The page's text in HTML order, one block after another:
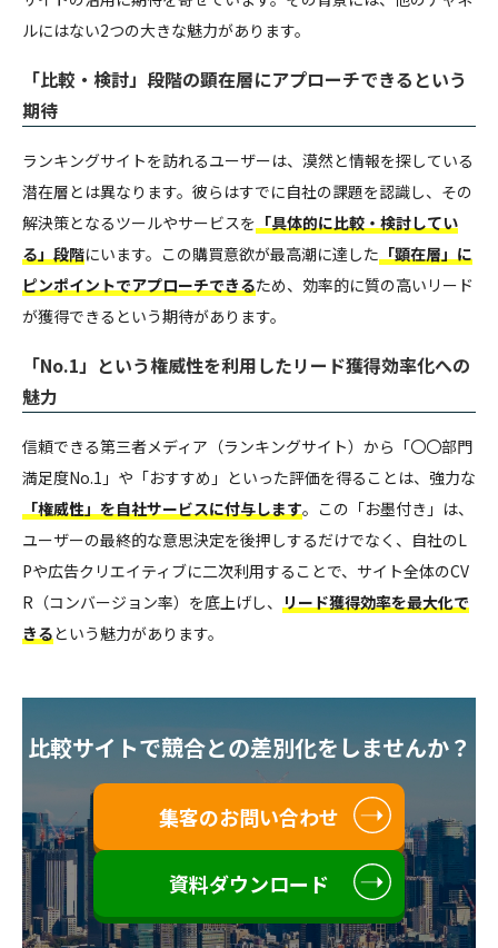
ルにはない2つの大きな魅力があります。
「比較・検討」段階の顕在層にアプローチできるという
期待
ランキングサイトを訪れるユーザーは、漠然と情報を探している
潜在層とは異なります。彼らはすでに自社の課題を認識し、その
解決策となるツールやサービスを「具体的に比較・検討してい
る」段階にいます。この購買意欲が最高潮に達した「顕在層」に
ピンポイントでアプローチできるため、効率的に質の高いリード
が獲得できるという期待があります。
「No.1」という権威性を利用したリード獲得効率化への
魅力
信頼できる第三者メディア（ランキングサイト）から「〇〇部門
満足度No.1」や「おすすめ」といった評価を得ることは、強力な
「権威性」を自社サービスに付与します。この「お墨付き」は、
ユーザーの最終的な意思決定を後押しするだけでなく、自社のL
Pや広告クリエイティブに二次利用することで、サイト全体のCV
R（コンバージョン率）を底上げし、 リード獲得効率を最大化で
きるという魅力があります。
比較サイトで競合との差別化をしませんか？
集客のお問い合わせ
資料ダウンロード